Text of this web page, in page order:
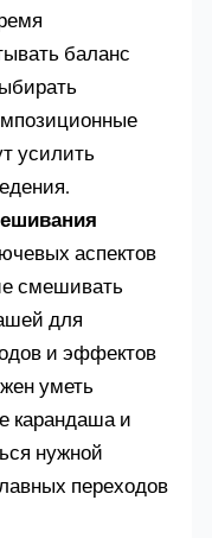
баланс
усилить
аспектов
смешивать
для
и эффектов
уметь
карандаша и
нужной
переходов